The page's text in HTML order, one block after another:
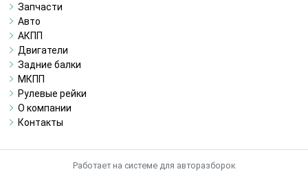
Запчасти
Авто
АКПП
Двигатели
Задние балки
МКПП
Рулевые рейки
О компании
Контакты
Работает на системе для авторазборок